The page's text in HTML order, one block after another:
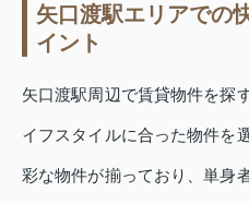
矢口渡駅エリアでの
イント
矢口渡駅周辺で賃貸物件を探
イフスタイルに合った物件を
彩な物件が揃っており、単身